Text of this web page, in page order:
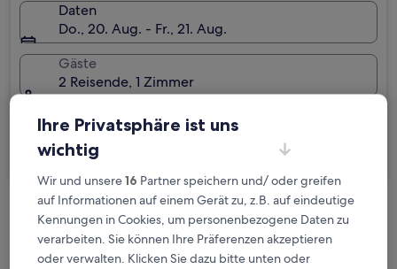
Daten
Do., 20. Aug. - Fr., 21. Aug.
Gäste
2 Reisende, 1 Zimmer
Ich reise geschäftlich
Kostenlose Stornierung bei
Planänderungen
Ihre Privatsphäre ist uns
wichtig
Wir und unsere16 Partner speichern und/ oder greifen
auf Informationen auf einem Gerät zu, z.B. auf eindeutige
Kennungen in Cookies, um personenbezogene Daten zu
verarbeiten. Sie können Ihre Präferenzen akzeptieren
oder verwalten. Klicken Sie dazu bitte unten oder